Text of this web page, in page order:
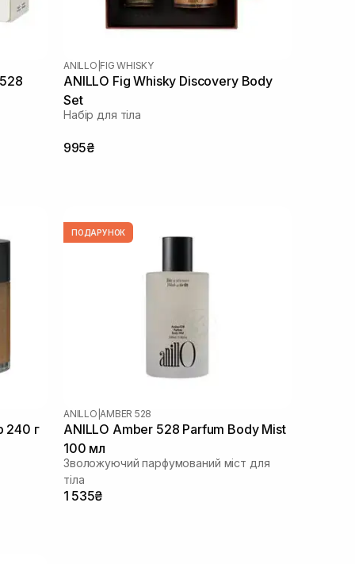
ANILLO FIG WHISKY
ANILLO Fig Whisky Discovery Body
Set
Набір для тіла
995₴
240 г
ПОДАРУНОК
ANILLO AMBER 528
ANILLO Amber 528 Parfum Body Mist
100 мл
Зволожуючий парфумований міст для
тіла
1 535₴